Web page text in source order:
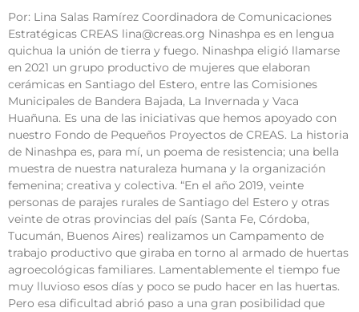
Por: Lina Salas Ramírez Coordinadora de Comunicaciones
Estratégicas CREAS lina@creas.org Ninashpa es en lengua
quichua la unión de tierra y fuego. Ninashpa eligió llamarse
en 2021 un grupo productivo de mujeres que elaboran
cerámicas en Santiago del Estero, entre las Comisiones
Municipales de Bandera Bajada, La Invernada y Vaca
Huañuna. Es una de las iniciativas que hemos apoyado con
nuestro Fondo de Pequeños Proyectos de CREAS. La historia
de Ninashpa es, para mí, un poema de resistencia; una bella
muestra de nuestra naturaleza humana y la organización
femenina; creativa y colectiva. “En el año 2019, veinte
personas de parajes rurales de Santiago del Estero y otras
veinte de otras provincias del país (Santa Fe, Córdoba,
Tucumán, Buenos Aires) realizamos un Campamento de
trabajo productivo que giraba en torno al armado de huertas
agroecológicas familiares. Lamentablemente el tiempo fue
muy lluvioso esos días y poco se pudo hacer en las huertas.
Pero esa dificultad abrió paso a una gran posibilidad que